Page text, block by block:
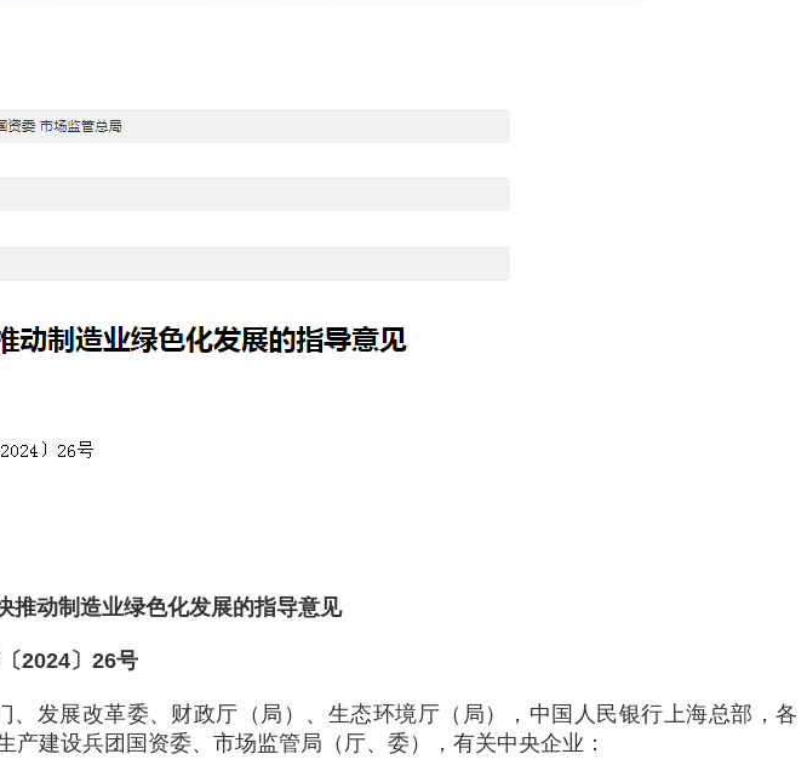
推动制造业绿色化发展的指导意见
2024〕26号
发展改革委、财政厅（局）、生态环境厅（局），中国人民银行上海总部，各
建设兵团国资委、市场监管局（厅、委），有关中央企业：